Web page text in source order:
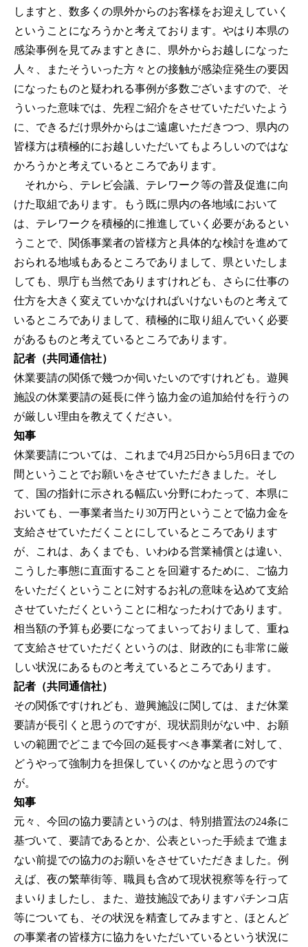
しますと、数多くの県外からのお客様をお迎えしていく
ということになろうかと考えております。やはり本県の
感染事例を見てみますときに、県外からお越しになった
人々、またそういった方々との接触が感染症発生の要因
になったものと疑われる事例が多数ございますので、そ
ういった意味では、先程ご紹介をさせていただいたよう
に、できるだけ県外からはご遠慮いただきつつ、県内の
皆様方は積極的にお越しいただいてもよろしいのではな
かろうかと考えているところであります。
それから、テレビ会議、テレワーク等の普及促進に向
けた取組であります。もう既に県内の各地域において
は、テレワークを積極的に推進していく必要があるとい
うことで、関係事業者の皆様方と具体的な検討を進めて
おられる地域もあるところでありまして、県といたしま
しても、県庁も当然でありますけれども、さらに仕事の
仕方を大きく変えていかなければいけないものと考えて
いるところでありまして、積極的に取り組んでいく必要
があるものと考えているところであります。
記者（共同通信社）
休業要請の関係で幾つか伺いたいのですけれども。遊興
施設の休業要請の延長に伴う協力金の追加給付を行うの
が厳しい理由を教えてください。
知事
休業要請については、これまで4月25日から5月6日までの
間ということでお願いをさせていただきました。そし
て、国の指針に示される幅広い分野にわたって、本県に
おいても、一事業者当たり30万円ということで協力金を
支給させていただくことにしているところであります
が、これは、あくまでも、いわゆる営業補償とは違い、
こうした事態に直面することを回避するために、ご協力
をいただくということに対するお礼の意味を込めて支給
させていただくということに相なったわけであります。
相当額の予算も必要になってまいっておりまして、重ね
て支給させていただくというのは、財政的にも非常に厳
しい状況にあるものと考えているところであります。
記者（共同通信社）
その関係ですけれども、遊興施設に関しては、まだ休業
要請が長引くと思うのですが、現状罰則がない中、お願
いの範囲でどこまで今回の延長すべき事業者に対して、
どうやって強制力を担保していくのかなと思うのです
が。
知事
元々、今回の協力要請というのは、特別措置法の24条に
基づいて、要請であるとか、公表といった手続まで進ま
ない前提での協力のお願いをさせていただきました。例
えば、夜の繁華街等、職員も含めて現状視察等を行って
まいりましたし、また、遊技施設でありますパチンコ店
等についても、その状況を精査してみますと、ほとんど
の事業者の皆様方に協力をいただいているという状況に